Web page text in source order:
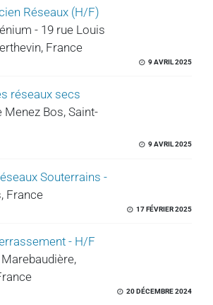
Réseaux (H/F)
- 19 rue Louis
France
9 AVRIL 2025
réseaux secs
Menez Bos, Saint-
9 AVRIL 2025
Souterrains -
France
17 FÉVRIER 2025
- H/F
20 DÉCEMBRE 2024